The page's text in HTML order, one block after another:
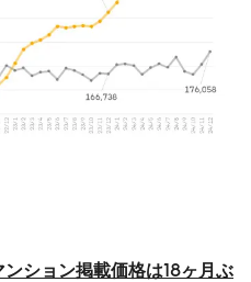
ション掲載価格は18ヶ月ぶ